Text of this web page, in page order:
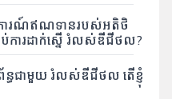
ការណ៍ឥណទានរបស់អតិថិ
ប់ការដាក់ស្នើ រំលស់ឌីជីថល?
ន្ធជាមួយ រំលស់ឌីជីថល តើខ្ញុំ